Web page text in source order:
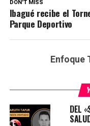
DON'T MISS
Ibagué recibe el
Parque Deportivo
Enfoque
DEL